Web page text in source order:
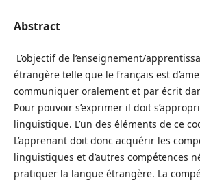
Abstract
L’objectif de l’enseignement/
étrangère telle que le français est
communiquer oralement et par écrit
Pour pouvoir s’exprimer il doit
linguistique. L’un des éléments de ce
L’apprenant doit donc acquérir les
linguistiques et d’autres compétences
pratiquer la langue étrangère. La